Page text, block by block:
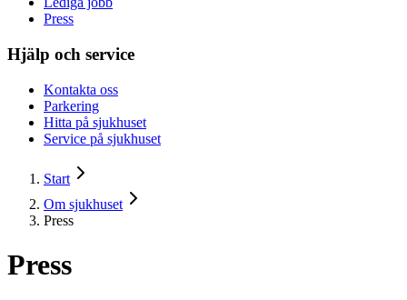
Press
Hjälp och service
Kontakta oss
Parkering
Hitta på sjukhuset
Service på sjukhuset
Start
Om sjukhuset
Press
Press